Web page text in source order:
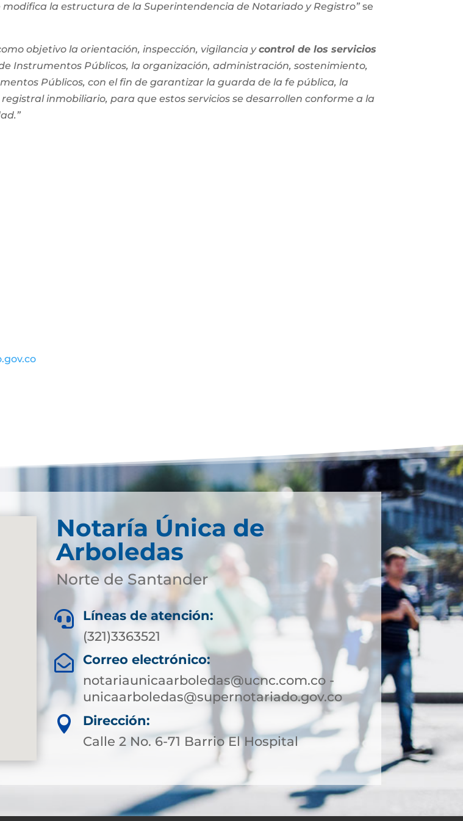
modifica la estructura de la Superintendencia de Notariado y Registro” se
objetivo la orientación, inspección, vigilancia ycontrol de los servicios
Instrumentos Públicos, la organización, administración, sostenimiento,
Públicos, con el fin de garantizar la guarda de la fe pública, la
inmobiliario, para que estos servicios se desarrollen conforme a la
Notaría Única de
Arboledas
Norte de Santander

Líneas de atención:
(321)3363521

Correo electrónico:
notariaunicaarboledas@ucnc.com.co -
unicaarboledas@supernotariado.gov.co

Dirección:
Calle 2 No. 6-71 Barrio El Hospital